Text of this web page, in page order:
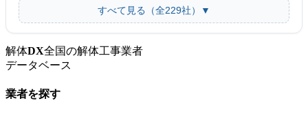
すべて見る（全229社）▼
解体DX全国の解体工事業者
データベース
業者を探す